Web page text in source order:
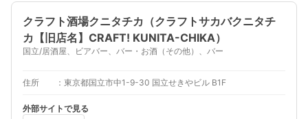
クラフト酒場クニタチカ（クラフトサカバクニタチ
カ【旧店名】CRAFT! KUNITA-CHIKA）
国立/居酒屋、ビアバー、バー・お酒（その他）、バー
住所 東京都国立市中1-9-30 国立せきやビル B1F
外部サイトで見る